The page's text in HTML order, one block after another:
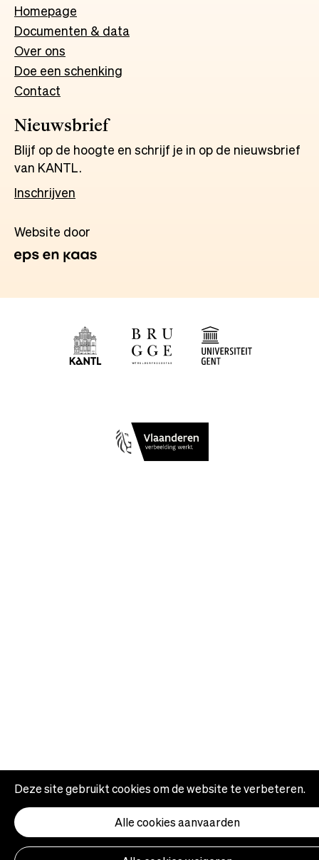
Homepage
Documenten & data
Over ons
Doe een schenking
Contact
Nieuwsbrief
Blijf op de hoogte en schrijf je in op de nieuwsbrief
van KANTL.
Inschrijven
Website door
Deze site gebruikt cookies om de website te verbeteren.
Alle cookies aanvaarden